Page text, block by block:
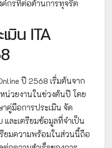
กรที่ต่อต้านการทุจริต
มิน ITA
ปี 2568 เริ่มต้นจาก
น่วยงานในช่วงต้นปี โดย
คู่มือการประเมิน จัด
ละเตรียมข้อมูลที่จำเป็น
ยมความพร้อมในส่วนนี้ถือ